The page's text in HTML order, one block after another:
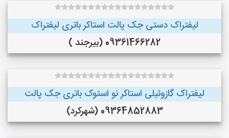
لیفتراک دستی جک پالت استاکر باتری لیفتراک
09361466282 (بیرجند )
لیفتراک گازوئیلی استاکر نو استوک باتری جک پالت
09364852883 (شهرکرد)